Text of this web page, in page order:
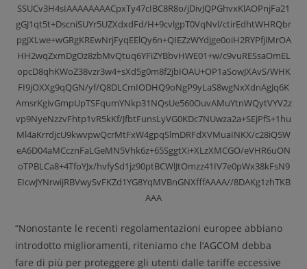
SSUCv3H4sIAAAAAAAACpxTy47cIBC8R8o/jDivJQPGhvxKlAOPnjFa21
gGJ1qt5t+DscniSUYr5UZXdxdFd/H+9cvlgpT0VqNvl/ctirEdhtWHRQbr
pgjXLwe+wGRgKREwNrjFyqEElQy6n+QIEZzWYdjge0oiH2RYPfjiMrOA
HH2wqZxmDgOz8zbMvQtuq6YFiZYBbvHWE01+w/c9vuRESsaOmEL
opcD8qhKWoZ38vzr3w4+sXd5g0m8f2jbIOAU+OP1aSowJXAvS/WHK
FI9jOXXg9qQGN/yf/Q8DLCmIODHQ9oNgP9yLaS8wgNxXdnAgJq6K
AmsrKgivGmpUpTSFqumYNkp31NQsUe560OuvAMuYtnWQytVYV2z
vp9NyeNzzvFhtp1vR5kKf/JfbtFunsLyVG0KDc7NUwza2a+SEjPfS+1hu
Ml4aKrrdjcU9kwvpwQcrMtFxW4gpqSlmDRFdXVMuaINKX/c28iQ5W
eA6D04aMCcznFaLGeMN5Vhk6z+65SggtXi+XLzXMCGO/eVHR6uON
oTPBLCa8+4TfoYJx/hvfySd1jz90ptBCWlJtOmzz41IV7e0pWx38kFsN9
EIcwJYNrwijRBVwySvFKZd1YG8YqMVBnGNXfffAAAA//8DAKg1zhTKB
AAA
“Nonostante le recenti regolamentazioni europee abbiano
introdotto miglioramenti, riteniamo che l’AGCOM debba
fare di più per proteggere gli utenti dalle tariffe eccessive